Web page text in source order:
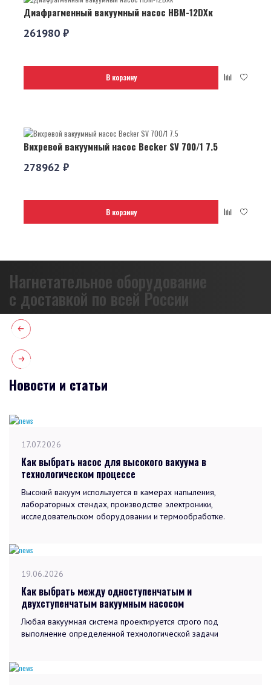
Диафрагменный вакуумный насос НВМ-12DХк
261980 ₽
В корзину
Вихревой вакуумный насос Becker SV 700/1 7.5
278962 ₽
В корзину
Нагнетательное оборудование
с доставкой по всей России
Новости и статьи
17.07.2026
Как выбрать насос для высокого вакуума в
технологическом процессе
Высокий вакуум используется в камерах напыления,
лабораторных стендах, производстве электроники,
исследовательском оборудовании и термообработке.
19.06.2026
Как выбрать между одноступенчатым и
двухступенчатым вакуумным насосом
Любая вакуумная система проектируется строго под
выполнение определенной технологической задачи